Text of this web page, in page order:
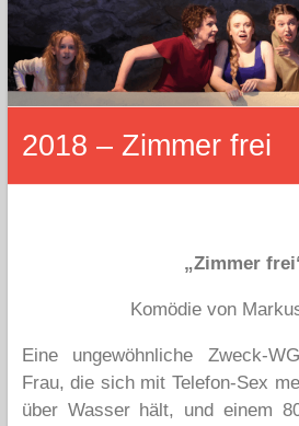
2018 – Zimmer frei
„Zimmer
Komödie von
Eine ungewöhnliche Zweck-
Frau, die sich mit Telefon-Sex
über Wasser hält, und einem